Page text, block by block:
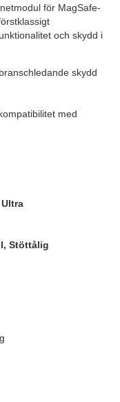
för MagSafe-
och skydd i
skydd
med
Stöttålig